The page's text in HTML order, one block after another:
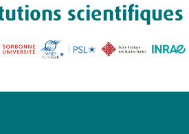
scientifiques